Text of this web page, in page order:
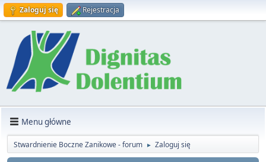
Zaloguj się Rejestracja
Menu główne
Stwardnienie Boczne Zanikowe - forum ► Zaloguj się